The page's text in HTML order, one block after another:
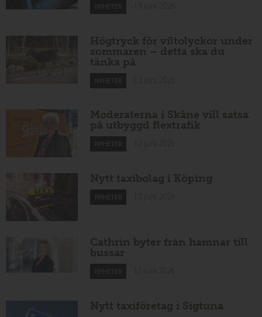
NYHETER
Högtryck för viltolyckor under
sommaren – detta ska du
tänka på
NYHETER
Moderaterna i Skåne vill satsa
på utbyggd flextrafik
NYHETER
Nytt taxibolag i Köping
NYHETER
Cathrin byter från hamnar till
bussar
NYHETER
Nytt taxiföretag i Sigtuna